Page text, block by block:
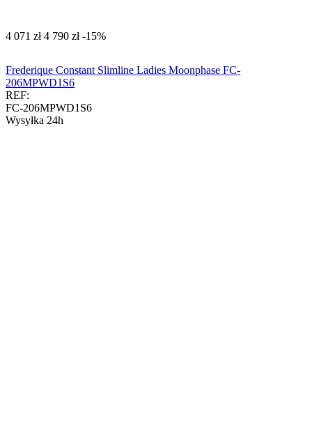
‍4 071‍ zł ‍4 790‍ zł -15%
Frederique Constant Slimline Ladies Moonphase FC-
206MPWD1S6
REF:
FC-206MPWD1S6
Wysyłka 24h